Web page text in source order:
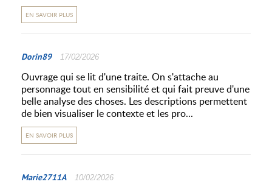
EN SAVOIR PLUS
Dorin89 17/02/2026
Ouvrage qui se lit d'une traite. On s'attache au
personnage tout en sensibilité et qui fait preuve d'une
belle analyse des choses. Les descriptions permettent
de bien visualiser le contexte et les pro...
EN SAVOIR PLUS
Marie2711A 10/02/2026